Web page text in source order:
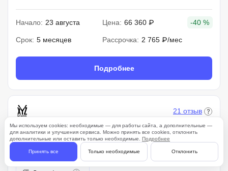
Начало: 23 августа Цена: 66 360 ₽ -40 %
Срок: 5 месяцев Рассрочка: 2 765 ₽/мес
Подробнее
4.9
21 отзыв
Помощь с трудоустройством
Мы используем cookies: необходимые — для работы сайта, а дополнительные —
для аналитики и улучшения сервиса. Можно принять все cookies, отклонить
дополнительные или оставить только необходимые. Подробнее
Принять все Только необходимые Отклонить